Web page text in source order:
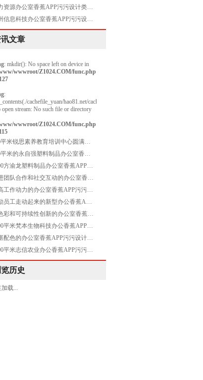
人力资源办公室香蕉APP污污设计类找香蕉视频色多多装饰
广州信息科技办公室香蕉APP污污设计类找香蕉视频色多多装饰准没错
文章
: mkdir(): No space left on device in
wwwroot/Z1024.COM/func.php
127
:
cachefile_yuan/hao81.net/cache/48/b934a/213f0.html):
open stream: No such file or directory
wwwroot/Z1024.COM/func.php
115
800平米锐思素养教育培训中心圆满交付
700平米的永自强塑料制品办公室香蕉APP污污项目圆满交付
3000方渝龙塑料制品办公室香蕉APP污污项目圆满交付
促进团队合作和社交互动的办公室香蕉APP污污设计空间是怎样的——Evolution
提高工作动力的办公室香蕉APP污污设计空间是怎样的——Avnet
鼓励员工走动起来的新型办公香蕉APP污污设计空间是怎样打造的——康稳
以色彩和可持续性创新的办公室香蕉APP污污设计空间是怎样打造的——Servier施维雅
1000平米梵本生物科技办公香蕉APP污污项目圆满交付
精湛配色的办公室香蕉APP污污设计空间是如何打造的——再生能源 Axpo Group
4000平米志信农业办公香蕉APP污污项目圆满交付
历史